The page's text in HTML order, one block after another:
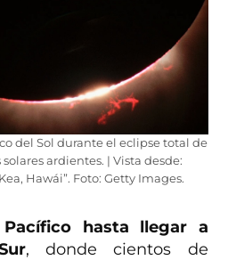
del Sol durante el eclipse total de
ardientes. | Vista desde:
Hawái”. Foto: Getty Images.
Pacífico hasta llegar a
, donde cientos de